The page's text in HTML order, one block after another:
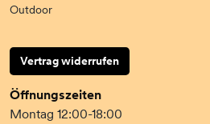
Outdoor
Vertrag widerrufen
Öffnungszeiten
Montag 12:00-18:00